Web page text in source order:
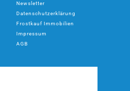
Newsletter
Datenschutzerklärung
Frostkauf Immobilien
Impressum
AGB